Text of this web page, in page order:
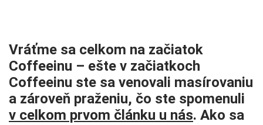
Vráťme sa celkom na začiatok
Coffeeinu – ešte v začiatkoch
Coffeeinu ste sa venovali masírovaniu
a zároveň praženiu, čo ste spomenuli
v celkom prvom článku u nás. Ako sa